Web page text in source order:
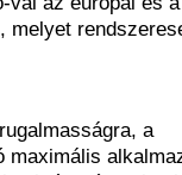
melyet
a
maximális